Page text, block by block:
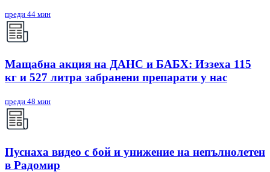
преди 44 мин
Мащабна акция на ДАНС и БАБХ: Иззеха 115
кг и 527 литра забранени препарати у нас
преди 48 мин
Пуснаха видео с бой и унижение на непълнолетен
в Радомир